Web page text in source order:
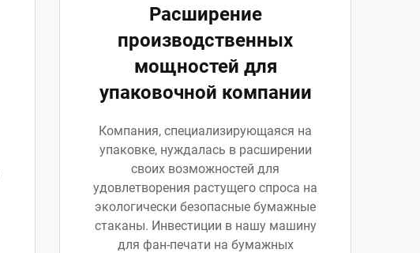
Расширение
производственных
мощностей для
упаковочной компании
Компания, специализирующаяся на
упаковке, нуждалась в расширении
своих возможностей для
удовлетворения растущего спроса на
экологически безопасные бумажные
стаканы. Инвестиции в нашу машину
для фан-печати на бумажных